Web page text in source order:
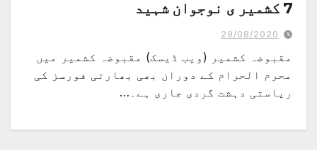
29/08/2020
مقبوضہ کشمیر (ویب ڈیسک) مقبوضہ کشمیر میں
محرم الحرام کے دوران بھی بھارتی فورسز کی
ریاستی دہشت گردی جاری ہے۔…